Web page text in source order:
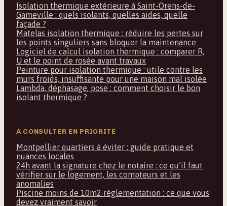
Isolation thermique extérieure à Saint-Orens-de-
Gameville : quels isolants, quelles aides, quelle
façade ?
Matelas isolation thermique : réduire les pertes sur
les points singuliers sans bloquer la maintenance
Logiciel de calcul isolation thermique : comparer R,
U et le point de rosée avant travaux
Peinture pour isolation thermique : utile contre les
murs froids, insuffisante pour une maison mal isolée
Lambda, déphasage, pose : comment choisir le bon
isolant thermique ?
À CONSULTER EN PRIORITÉ
Montpellier quartiers à éviter : guide pratique et
nuances locales
24h avant la signature chez le notaire : ce qu’il faut
vérifier sur le logement, les compteurs et les
anomalies
Piscine moins de 10m2 réglementation : ce que vous
devez vraiment savoir